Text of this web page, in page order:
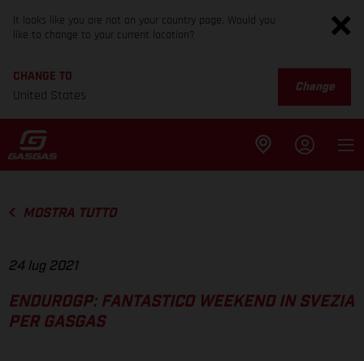
It looks like you are not on your country page. Would you
like to change to your current location?
CHANGE TO
United States
Change
MOSTRA TUTTO
24 lug 2021
ENDUROGP: FANTASTICO WEEKEND IN SVEZIA
PER GASGAS